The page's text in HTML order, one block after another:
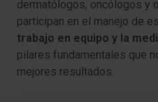
dermatólogos, oncólogos y
participan en el manejo de
trabajo en equipo y la
pilares fundamentales que
mejores resultados.